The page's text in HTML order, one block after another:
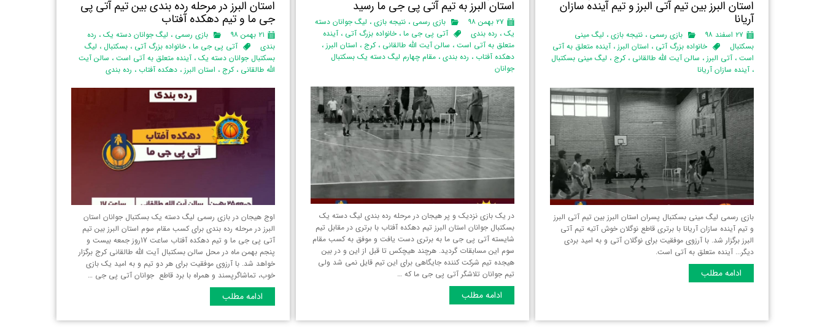
استان البرز‌ بین تیم آتی البرز و تیم آینده سازان
آریانا
۲۷ اسفند ۹۸ بازی رسمی ، نتیجه بازی ، لیگ مینی
بسکتبال
خانواده بزرگ آتی ، استان البرز ، آینده متعلق به آتی
است ، آتی البرز ، سالن آیت الله طالقانی ،کرج ، لیگ مینی بسکتبال
، آینده سازان آریانا
بازی رسمی لیگ مینی بسکتبال پسران استان البرز‌ بین تیم آتی البرز
و تیم آینده سازان آریانا با برتری قاطع نوگلان خوش آتیه تیم آتی
البرز برگزار شد. با آرزوی موفقیت برای نوگلان آتی و به امید بردی
دیگر... آینده متعلق به آتی است.
ادامه مطلب
استان البرز‌ به تیم آتی پی جی ما رسید
۲۷ بهمن ۹۸ بازی رسمی ، نتیجه بازی، لیگ جوانان دسته
یک، رده بندی آتی پی جی ما، خانواده بزرگ آتی ، آینده
متعلق به آتی است، سالن آیت الله طالقانی ،کرج ، استان البرز‌،
دهکده آفتاب ، رده بندی، مقام چهارم لیگ دسته یک بسکتبال
جوانان
در یک بازی نزدیک و پر هیجان در مرحله رده بندی لیگ دسته یک
بسکتبال جوانان استان البرز‌ تیم دهکده آفتاب با برتری در مقابل تیم
شایسته آتی پی جی ما به برتری دست یافت و موفق به کسب مقام
سوم این مسابقات گردید. هرچند هیچکس تا قبل از این و در بین
هیجده تیم شرکت کننده جایگاهی برای این تیم قایل نمی شد ولی
تیم جوانان تلاشگر آتی پی جی ما که …
ادامه مطلب
استان البرز‌ در مرحله رده بندی بین تیم آتی پی
جی ما و تیم دهکده آفتاب
۲۱ بهمن ۹۸ بازی رسمی ، لیگ جوانان دسته یک، رده
بندی
آتی پی جی ما، خانواده بزرگ آتی ، بسکتبال ، لیگ
بسکتبال جوانان دسته یک، آینده متعلق به آتی است، سالن آیت
الله طالقانی ،کرج ، استان البرز‌، دهکده آفتاب ، رده بندی
اوج هیجان در بازی رسمی لیگ دسته یک بسکتبال جوانان استان
البرز‌ در مرحله رده بندی برای کسب مقام سوم استان البرز بین تیم
آتی پی جی ما و تیم دهکده آفتاب ساعت 17روز جمعه بیست و
پنجم بهمن ماه در محل سالن بسکتبال آیت الله طالقانی کرج برگزار
خواهد شد. با آرزوی موفقیت برای هر دو تیم و به امید یک بازی
خوب، تماشاگرپسند و همراه با برد قاطع جوانان آتی پی جی …
ادامه مطلب